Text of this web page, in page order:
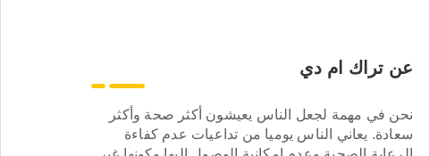
عن تراك ام دي
نحن في مهمة لجعل الناس يعيشون أكثر صحة وأكثر
سعادة. يعاني الناس يوميا من تداعيات عدم كفاءة